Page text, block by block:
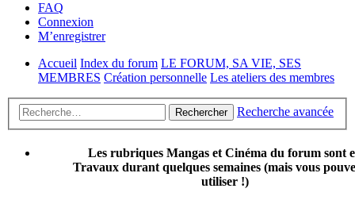
FAQ
Connexion
M’enregistrer
Accueil Index du forum LE FORUM, SA VIE, SES
MEMBRES Création personnelle Les ateliers des membres
Rechercher Recherche avancée
Les rubriques Mangas et Cinéma du forum sont
Travaux durant quelques semaines (mais vous
utiliser !)